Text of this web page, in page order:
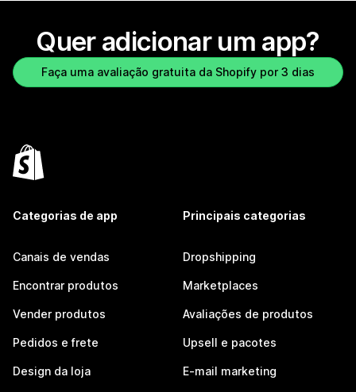
Quer adicionar um app?
Faça uma avaliação gratuita da Shopify por 3 dias
Categorias de app
Canais de vendas
Encontrar produtos
Vender produtos
Pedidos e frete
Design da loja
Principais categorias
Dropshipping
Marketplaces
Avaliações de produtos
Upsell e pacotes
E-mail marketing